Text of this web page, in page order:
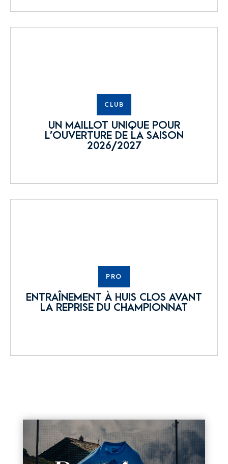
CLUB
UN MAILLOT UNIQUE POUR
L’OUVERTURE DE LA SAISON
2026/2027
PRO
ENTRAÎNEMENT À HUIS CLOS AVANT
LA REPRISE DU CHAMPIONNAT